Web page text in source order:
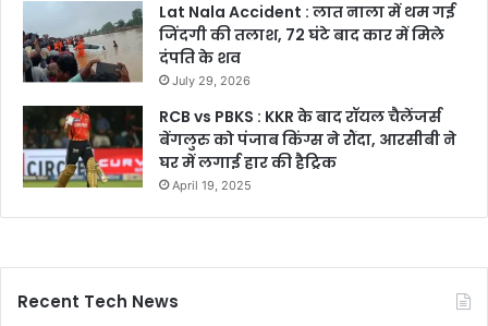
Lat Nala Accident : लात नाला में थम गई
जिंदगी की तलाश, 72 घंटे बाद कार में मिले
दंपति के शव
July 29, 2026
RCB vs PBKS : KKR के बाद रॉयल चैलेंजर्स
बेंगलुरु को पंजाब किंग्स ने रौंदा, आरसीबी ने
घर में लगाई हार की हैट्रिक
April 19, 2025
Recent Tech News